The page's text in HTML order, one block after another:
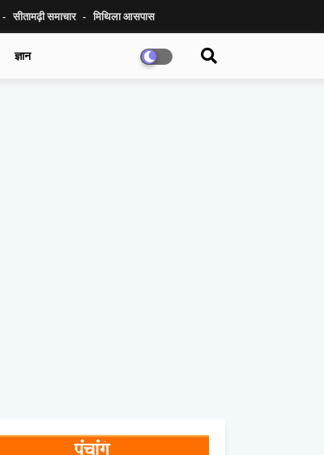
सीतामढ़ी समाचार मिथिला आसपास
ज्ञान